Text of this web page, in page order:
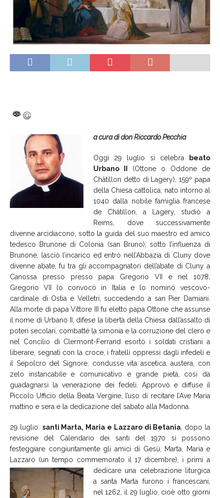
a cura di don Riccardo Pecchia
Oggi 29 luglio si celebra
beato
Urbano II
(Ottone o Oddone de
Châtillon detto di Lagery), 159º papa
della Chiesa cattolica; nato intorno al
1040 dalla nobile famiglia francese
de Châtillon, a Lagery, studiò a
Reims, dove successivamente
divenne arcidiacono, sotto la guida del suo maestro ed amico
tedesco Brunone di Colonia (san Bruno); sotto l’influenza di
Brunone, lasciò l’incarico ed entrò nell’Abbazia di Cluny dove
divenne abate, fu tra gli accompagnatori dell’abate di Cluny a
Canossa presso presso papa Gregorio VII e nel 1078,
Gregorio VII lo convocò in Italia e lo nominò vescovo-
cardinale di Ostia e Velletri, succedendo a san Pier Damiani.
Alla morte di papa Vittore III fu eletto papa Ottone che assunse
il nome di Urbano II, difese la libertà della Chiesa dall’assalto di
poteri secolari, combatté la simonia e la corruzione del clero e
nel Concilio di Clermont-Ferrand esortò i soldati cristiani a
liberare, segnati con la croce, i fratelli oppressi dagli infedeli e
il Sepolcro del Signore, condusse vita ascetica, austera, con
zelo instancabile e comunicativo e grande pietà, così da
guadagnarsi la venerazione dei fedeli. Approvò e diffuse il
Piccolo Ufficio della Beata Vergine, l’uso di recitare l’Ave Maria
mattino e sera e la dedicazione del sabato alla Madonna.
29 luglio: santi Marta, Maria e Lazzaro di Betania , dopo la
revisione del Calendario dei santi del 1970 si possono
festeggiare congiuntamente gli amici di Gesù, Marta, Maria e
Lazzaro (un tempo commemorato il 17 dicembre), i primi a
dedicare una celebrazione liturgica
a santa Marta furono i francescani,
nel 1262, il 29 luglio, cioè otto giorni